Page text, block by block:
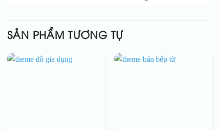
SẢN PHẨM TƯƠNG TỰ